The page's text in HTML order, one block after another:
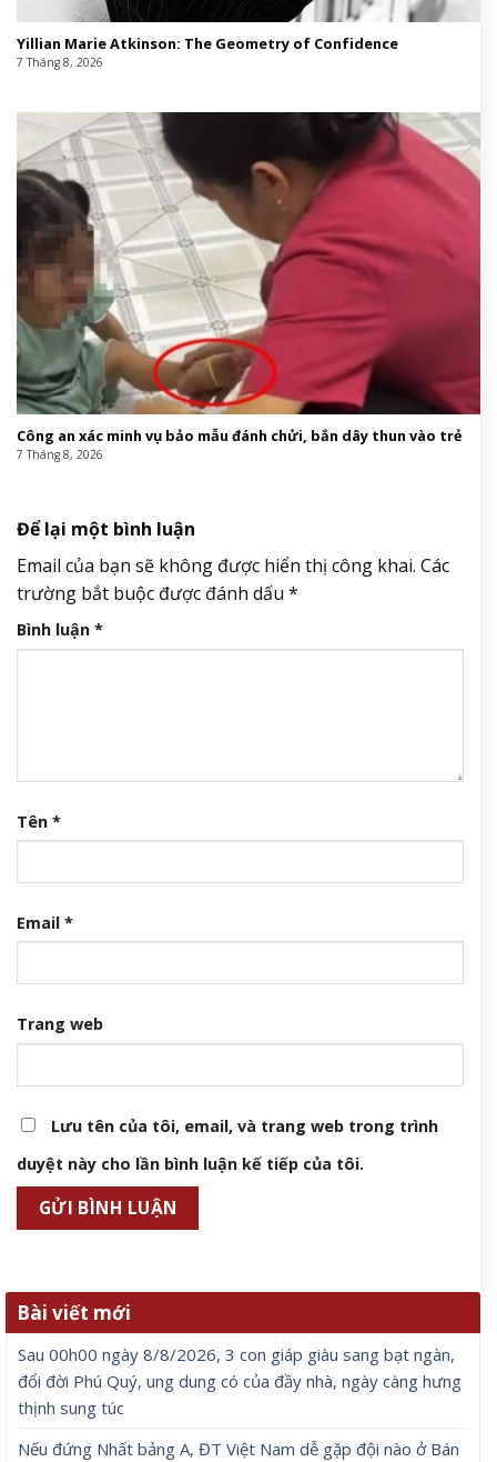
Yillian Marie Atkinson: The Geometry of Confidence
7 Tháng 8, 2026
Công an xác minh vụ bảo mẫu đánh chửi, bắn dây thun vào trẻ
7 Tháng 8, 2026
Để lại một bình luận
Email của bạn sẽ không được hiển thị công khai. Các
trường bắt buộc được đánh dấu *
Bình luận *
Tên *
Email *
Trang web
Lưu tên của tôi, email, và trang web trong trình
duyệt này cho lần bình luận kế tiếp của tôi.
Bài viết mới
Sau 00h00 ngày 8/8/2026, 3 con giáp giàu sang bạt ngàn,
đổi đời Phú Quý, ung dung có của đầy nhà, ngày càng hưng
thịnh sung túc
Nếu đứng Nhất bảng A, ĐT Việt Nam dễ gặp đội nào ở Bán